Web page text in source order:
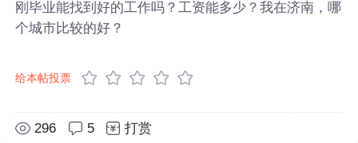
刚毕业能找到好的工作吗？工资能多少？我在济南，哪
个城市比较的好？
给本帖投票
296 5 打赏